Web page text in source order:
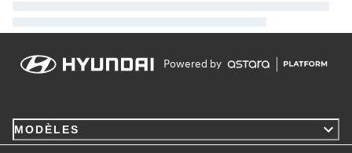
Powered by
MODÈLES